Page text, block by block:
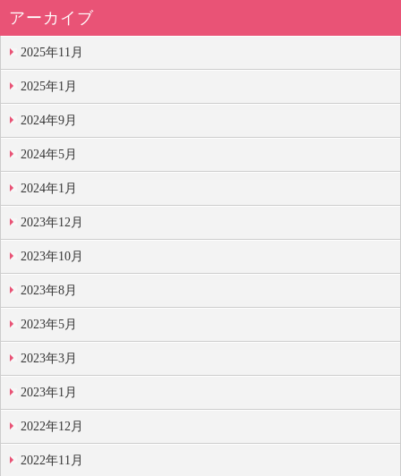
アーカイブ
2025年11月
2025年1月
2024年9月
2024年5月
2024年1月
2023年12月
2023年10月
2023年8月
2023年5月
2023年3月
2023年1月
2022年12月
2022年11月